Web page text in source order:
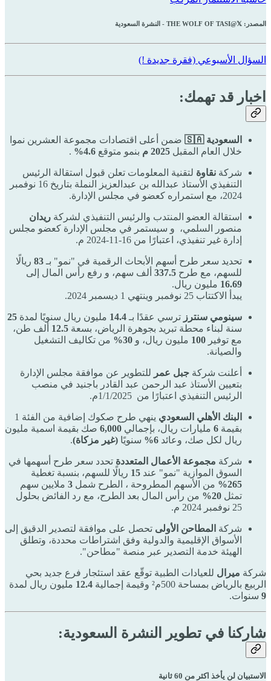
المصدر: THE WOLF OF TASI@𝕏 - النشرة السعودية
السؤال الأسبوعي (فقرة جديدة !)
اخبار قد تهمك:
السعودية 🇸🇦
ضمن أعلى اقتصادات مجموعة العشرين نموا
خلال العام المقبل 2025 م بنمو متوقع 4.6%
.
شركة نقاوة لتقنية المعلومات تعلن قبول استقالة الرئيس
التنفيذي الأستاذ عبدالله بن عبدالعزيز النملة بتاريخ 16 نوفمبر
2024، مع استمراره كعضو في مجلس الإدارة.
استقالة العضو المنتدب والرئيس التنفيذي لشركة ريدان
منصور السلمي، و سيستمر في مجلس الإدارة كعضو مجلس
إدارة غير تنفيذي، اعتبارًا من 16-11-2024 م.
تحديد سعر طرح أسهم الأبحاث الرقمية في "نمو" بـ 83 ريالًا
للسهم، مع طرح 337.5 ألف سهم، و رفع رأس المال إلى
16.69 مليون ريال.
يبدأ الاكتتاب 25 نوفمبر وينتهي 1 ديسمبر 2024.
سينومي سنترز ترسي عقدًا بـ 14.4 مليون ريال سنويًا لمدة 25
سنة لبناء محطة تبريد بجوهرة الرياض، بسعة 12.5 ألف طن،
مع توفير 100 مليون ريال، و
من تكاليف التشغيل
والصيانة.
أعلنت شركة جبل عمر للتطوير عن موافقة مجلس الإدارة
بتعيين الأستاذ عبد الرحمن عبد القادر باجنيد في منصب
الرئيس التنفيذي اعتبارًا من 1/1/2025م.
البنك الأهلي السعودي
ينهي طرح صكوك إضافية من الفئة 1
بقيمة 6 مليارات ريال، بإجمالي 6,000 صك بقيمة اسمية مليون
ريال لكل صك، وعائد
سنويًا (غير مزكاة).
شركة مجموعة الأعمال المتعددة تحدد سعر طرح أسهمها في
السوق الموازية "نمو" عند 15 ريالًا للسهم، بنسبة تغطية
265%
من الأسهم المطروحة ، الطرح شمل 3 ملايين سهم
تمثل
من رأس المال بعد الطرح، مع رد الفائض بحلول
25 نوفمبر 2024 م.
شركة المطاحن الأولى تحصل على موافقة لتصدير الدقيق إلى
الأسواق الإقليمية والدولية وفق اشتراطات محددة، وتطلق
الهيئة خدمة التصدير عبر منصة "مطاحن".
شركة ميرال للعيادات الطبية توقّع عقد استئجار فرع جديد بحي
الربيع بالرياض بمساحة 500م² وقيمة إجمالية
مليون ريال لمدة
9 سنوات.
شاركنا في تطوير النشرة السعودية:
الاستبيان لن يأخذ اكثر من 60 ثانية